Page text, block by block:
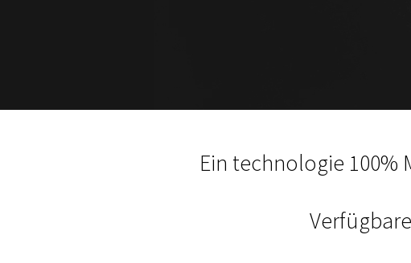
Ein technologie 100%